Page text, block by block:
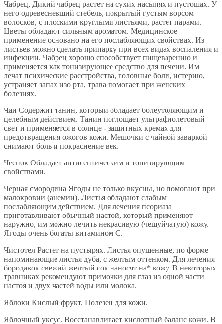
Чабрец, Дикий чабрец растет на сухих насыпях и пустошах. У
него одревесневший стебель, покрытый густым ворсом
волосков, с плоскими круглыми листьями, растет парами.
Цветы обладают сильным ароматом. Медицинское
применение основано на его послабляющих свойствах. Из
листьев можно сделать припарку при всех видах воспаления и
инфекции. Чабрец хорошо способствует пищеварению и
применяется как тонизирующее средство для печени. Им
лечат психические расстройства, головные боли, истерию,
устраняет запах изо рта, трава помогает при женских
болезнях.
Чай Содержит танин, который обладает болеутоляющим и
целебным действием. Танин поглощает ультрафиолетовый
свет и применяется в солнце - защитных кремах для
предотвращения ожогов кожи. Мешочки с чайной заваркой
снимают боль и покраснение век.
Чеснок Обладает антисептическим и тонизирующим
свойствами.
Черная смородина Ягоды не только вкусны, но помогают при
малокровии (анемии). Листья обладают слабым
послабляющим действием. Для лечения псориаза
приготавливают обычный настой, который применяют
наружно, им можно лечить некрасивую (чешуйчатую) кожу.
Ягоды очень богаты витамином С.
Чистотел Растет на пустырях. Листья опушенные, по форме
напоминающие листья дуба, с желтым оттенком. Для лечения
бородавок свежий желтый сок наносят на* кожу. В некоторых
травниках рекомендуют примочки для глаз из одной части
настоя и двух частей воды или молока.
Яблоки Кислый фрукт. Полезен для кожи.
Яблочный уксус. Восстанавливает кислотный баланс кожи. В